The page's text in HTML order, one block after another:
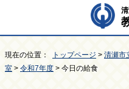
現在の位置： トップページ > 清瀬市
室 > 令和7年度 > 今日の給食